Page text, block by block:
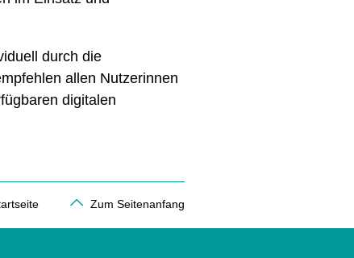
durch die
allen Nutzerinnen
digitalen
Zum Seitenanfang